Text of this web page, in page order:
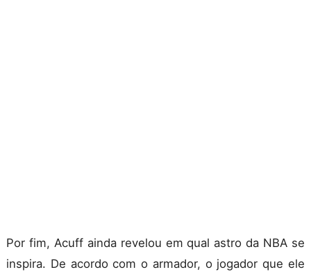
Por fim, Acuff ainda revelou em qual astro da NBA se
inspira. De acordo com o armador, o jogador que ele